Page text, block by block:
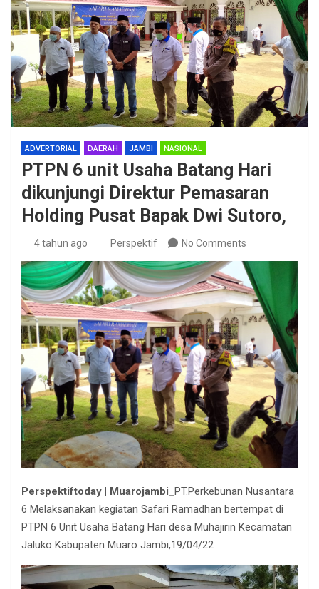
ADVERTORIAL DAERAH JAMBI NASIONAL
PTPN 6 unit Usaha Batang Hari
dikunjungi Direktur Pemasaran
Holding Pusat Bapak Dwi Sutoro,
4 tahun ago Perspektif No Comments
Perspektiftoday | Muarojambi_
PT.Perkebunan Nusantara
6 Melaksanakan kegiatan Safari Ramadhan bertempat di
PTPN 6 Unit Usaha Batang Hari desa Muhajirin Kecamatan
Jaluko Kabupaten Muaro Jambi,19/04/22